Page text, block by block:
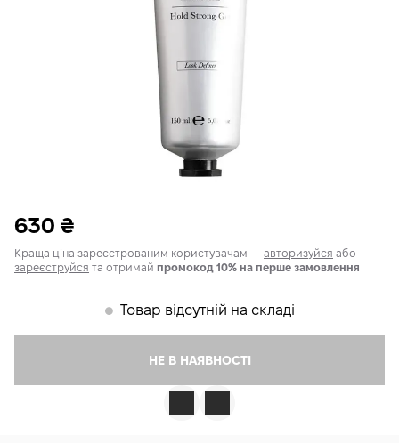
630 ₴
Краща ціна зареєстрованим користувачам — авторизуйся або
зареєструйся та отримай промокод 10% на перше замовлення
𒊹 Товар відсутній на складі
НЕ В НАЯВНОСТІ